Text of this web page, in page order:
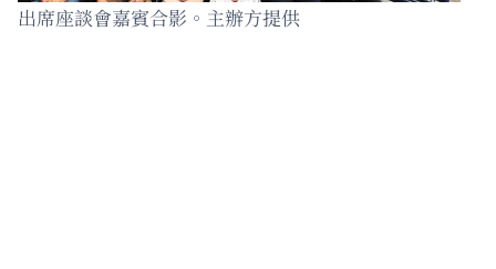
出席座談會嘉賓合影。主辦方提供